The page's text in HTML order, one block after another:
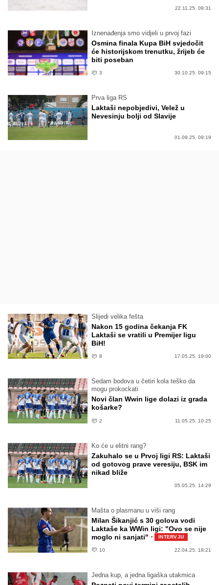
22.11.25. 09:31
Iznenađenja smo vidjeli u prvoj fazi
Osmina finala Kupa BiH svjedočit
će historijskom trenutku, žrijeb će
biti poseban
3 30.10.25. 09:15
Prva liga RS
Laktaši nepobjedivi, Velež u
Nevesinju bolji od Slavije
01.09.25. 09:19
Slijedi velika fešta
Nakon 15 godina čekanja FK
Laktaši se vratili u Premijer ligu
BiH!
8 17.05.25. 19:00
Sedam bodova u četiri kola teško da
mogu prokockati
Novi član Wwin lige dolazi iz grada
košarke?
2 11.05.25. 10:25
Ko će u elitni rang?
Zakuhalo se u Prvoj ligi RS: Laktaši
od gotovog prave veresiju, BSK im
nikad bliže
05.05.25. 14:29
Mašta o plasmanu u viši rang
Milan Šikanjić s 30 golova vodi
Laktaše ka WWin ligi: "Ovo se nije
moglo ni sanjati" · INTERVJU
10 22.04.25. 18:21
Jedna kup, a jedna ligaška utakmica